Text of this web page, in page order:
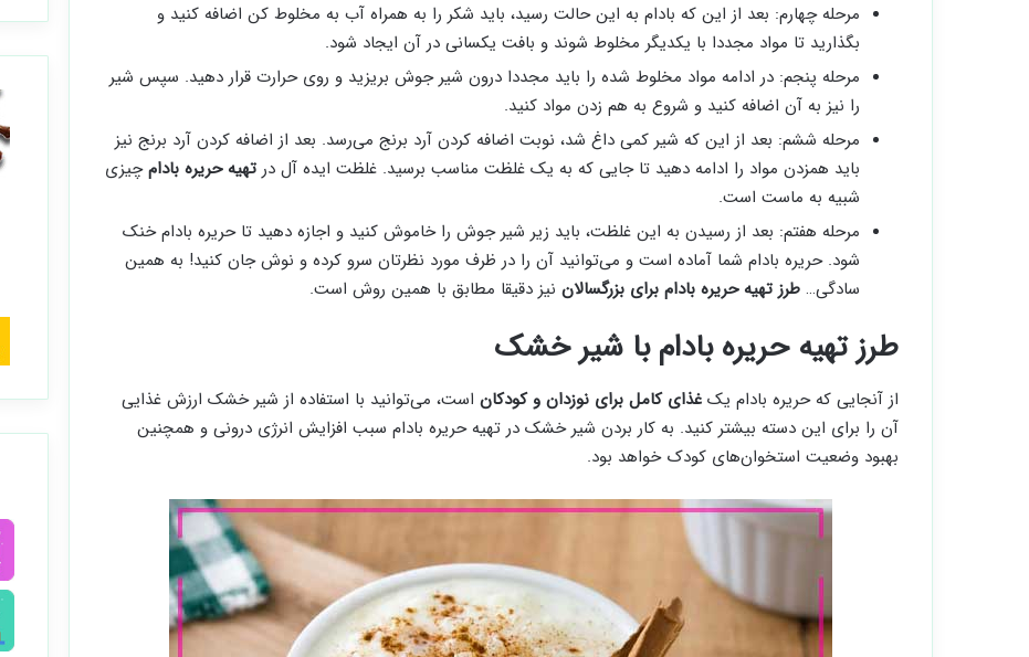
مرحله چهارم: بعد از این که بادام به این حالت رسید، باید شکر را به همراه آب به مخلوط کن اضافه کنید و
بگذارید تا مواد مجددا با یکدیگر مخلوط شوند و بافت یکسانی در آن ایجاد شود.
مرحله پنجم: در ادامه مواد مخلوط شده را باید مجددا درون شیر جوش بریزید و روی حرارت قرار دهید. سپس شیر
را نیز به آن اضافه کنید و شروع به هم زدن مواد کنید.
مرحله ششم: بعد از این که شیر کمی داغ شد، نوبت اضافه کردن آرد برنج می‌رسد. بعد از اضافه کردن آرد برنج نیز
باید همزدن مواد را ادامه دهید تا جایی که به یک غلظت مناسب برسید. غلظت ایده آل در تهیه حریره بادامچیزی
شبیه به ماست است.
مرحله هفتم: بعد از رسیدن به این غلظت، باید زیر شیر جوش را خاموش کنید و اجازه دهید تا حریره بادام خنک
شود. حریره بادام شما آماده است و می‌توانید آن را در ظرف مورد نظرتان سرو کرده و نوش جان کنید! به همین
سادگی… طرز تهیه حریره بادام برای بزرگسالان نیز دقیقا مطابق با همین روش است.
طرز تهیه حریره بادام با شیر خشک
از آنجایی که حریره بادام یک غذای کامل برای نوزدان و کودکان است، می‌توانید با استفاده از شیر خشک ارزش غذایی
آن را برای این دسته بیشتر کنید. به کار بردن شیر خشک در تهیه حریره بادام سبب افزایش انرژی درونی و همچنین
بهبود وضعیت استخوان‌های کودک خواهد بود.